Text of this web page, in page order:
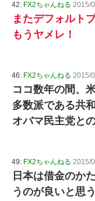
42: FX2ちゃんねる 2015/
またデフォルト
もうヤメレ！
46: FX2ちゃんねる 2015/
ココ数年の間、
多数派である共
オバマ民主党と
49: FX2ちゃんねる 2015/
日本は借金のか
うのが良いと思